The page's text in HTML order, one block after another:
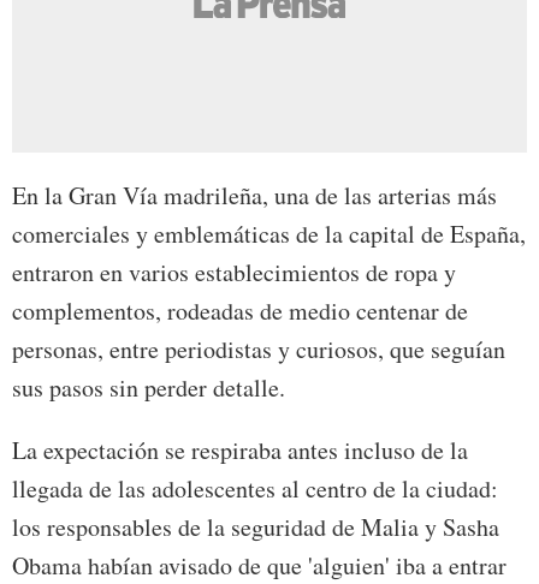
En la Gran Vía madrileña, una de las arterias más
comerciales y emblemáticas de la capital de España,
entraron en varios establecimientos de ropa y
complementos, rodeadas de medio centenar de
personas, entre periodistas y curiosos, que seguían
sus pasos sin perder detalle.
La expectación se respiraba antes incluso de la
llegada de las adolescentes al centro de la ciudad:
los responsables de la seguridad de Malia y Sasha
Obama habían avisado de que 'alguien' iba a entrar